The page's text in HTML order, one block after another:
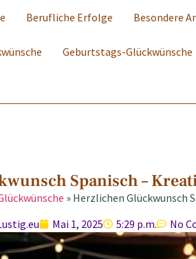
Berufliche Erfolge Besondere
Geburtstags-Glückwünsche
Spanisch –
» Herzlichen Glückwunsch
Mai 1, 2025 5:29 p.m. No